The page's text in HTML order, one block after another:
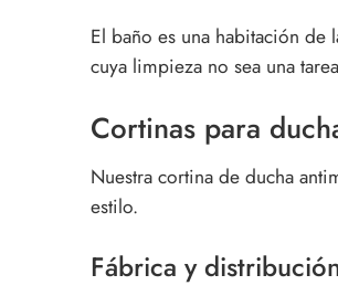
El baño es una habitación de
cuya limpieza no sea una
Cortinas para
Nuestra cortina de ducha
estilo.
Fábrica y